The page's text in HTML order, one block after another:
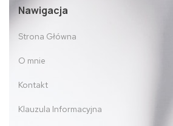
Nawigacja
Strona Główna
O mnie
Kontakt
Klauzula Informacyjna